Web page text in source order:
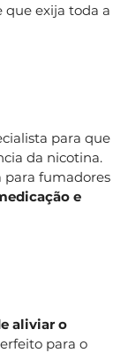
que exija toda a
para que
da nicotina.
para fumadores
e
aliviar o
para o